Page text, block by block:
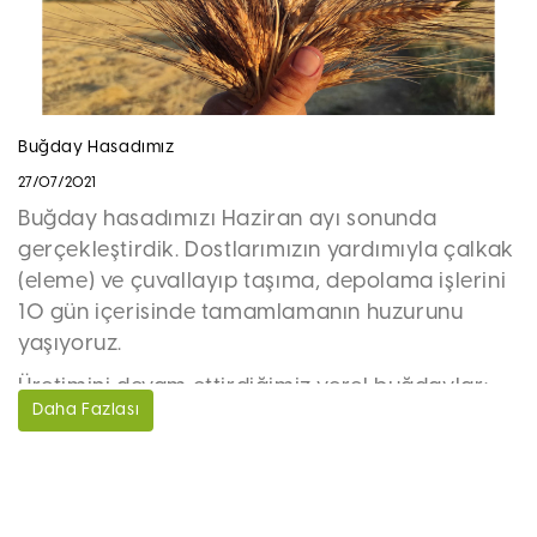
Buğday Hasadımız
27/07/2021
Buğday hasadımızı Haziran ayı sonunda
gerçekleştirdik. Dostlarımızın yardımıyla çalkak
(eleme) ve çuvallayıp taşıma, depolama işlerini
10 gün içerisinde tamamlamanın huzurunu
yaşıyoruz.
Üretimini devam ettirdiğimiz yerel buğdaylar;
Akbaşak, Sarı Buğday, Karakılçık, Zerun ve Kırik
Daha Fazlası